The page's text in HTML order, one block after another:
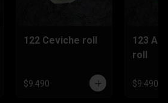
122 Ceviche roll
$9.490
123
roll
$9.490